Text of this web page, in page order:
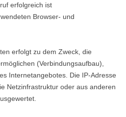
erfolgreich ist
Browser- und
erfolgt zu dem Zweck, die
(Verbindungsaufbau),
Internetangebotes. Die IP-Adresse
Netzinfrastruktur oder aus anderen